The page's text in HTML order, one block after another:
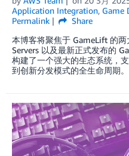
Application Integration, Game
Permalink
Share
本博客将聚焦于 GameLift 的
Servers 以及最新正式发布的
构建了一个强大的生态系统，
到创新分发模式的全生命周期。